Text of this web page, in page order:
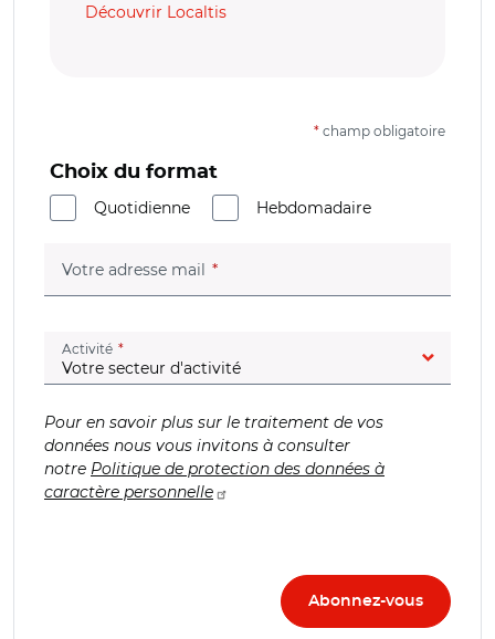
Découvrir Localtis
* champ obligatoire
Choix du format
Quotidienne
Hebdomadaire
Votre adresse mail (champ obligatoire)
Activité (champ obligatoire)
Pour en savoir plus sur le traitement de vos
données nous vous invitons à consulter
notre Politique de protection des données à
caractère personnelle